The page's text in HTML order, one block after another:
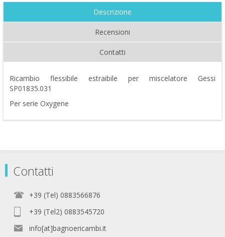
Descrizione
Recensioni
Contatti
Ricambio flessibile estraibile per miscelatore Gessi
SP01835.031
Per serie Oxygene
Contatti
+39 (Tel) 0883566876
+39 (Tel2) 0883545720
info[at]bagnoericambi.it